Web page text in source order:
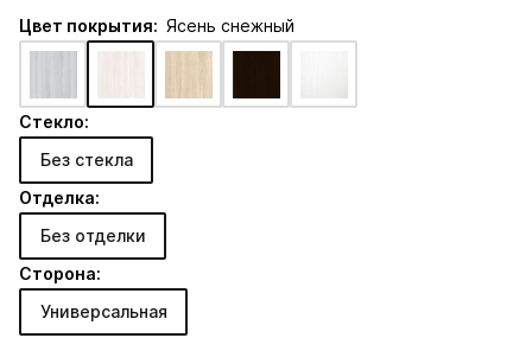
Цвет покрытия: Ясень снежный
Стекло:
Без стекла
Отделка:
Без отделки
Сторона:
Универсальная